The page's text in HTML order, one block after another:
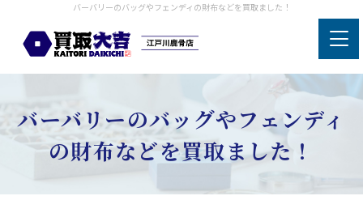
バーバリーのバッグやフェンディの財布などを買取ました！
バーバリーのバッグやフェンディ
の財布などを買取ました！